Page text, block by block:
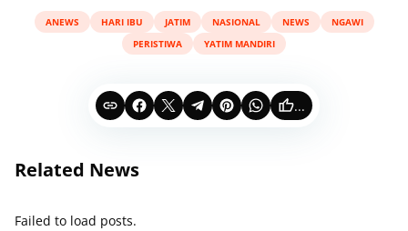
ANEWS HARI IBU JATIM NASIONAL NEWS
NGAWI
PERISTIWA
YATIM MANDIRI
...
Related News
Failed to load posts.